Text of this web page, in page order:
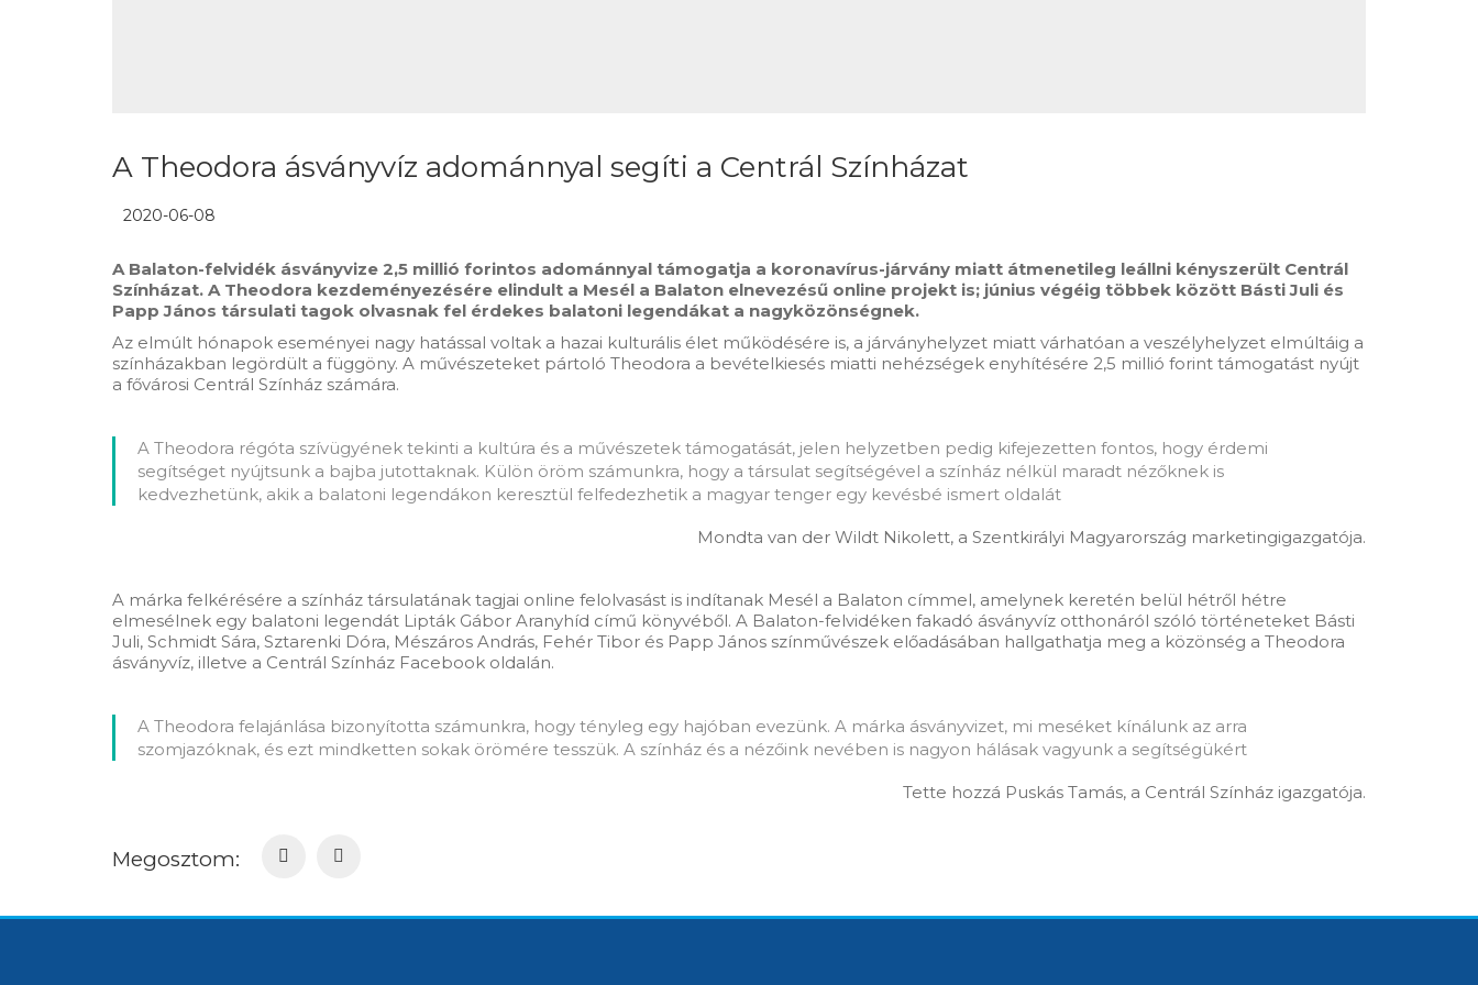
A Theodora ásványvíz adománnyal segíti a Centrál Színházat
2020-06-08
A Balaton-felvidék ásványvize 2,5 millió forintos adománnyal támogatja a koronavírus-járvány miatt átmenetileg leállni kényszerült Centrál
Színházat. A Theodora kezdeményezésére elindult a Mesél a Balaton elnevezésű online projekt is; június végéig többek között Básti Juli és
Papp János társulati tagok olvasnak fel érdekes balatoni legendákat a nagyközönségnek.
Az elmúlt hónapok eseményei nagy hatással voltak a hazai kulturális élet működésére is, a járványhelyzet miatt várhatóan a veszélyhelyzet elmúltáig a
színházakban legördült a függöny. A művészeteket pártoló Theodora a bevételkiesés miatti nehézségek enyhítésére 2,5 millió forint támogatást nyújt
a fővárosi Centrál Színház számára.
A Theodora régóta szívügyének tekinti a kultúra és a művészetek támogatását, jelen helyzetben pedig kifejezetten fontos, hogy érdemi
segítséget nyújtsunk a bajba jutottaknak. Külön öröm számunkra, hogy a társulat segítségével a színház nélkül maradt nézőknek is
kedvezhetünk, akik a balatoni legendákon keresztül felfedezhetik a magyar tenger egy kevésbé ismert oldalát
Mondta van der Wildt Nikolett, a Szentkirályi Magyarország marketingigazgatója.
A márka felkérésére a színház társulatának tagjai online felolvasást is indítanak Mesél a Balaton címmel, amelynek keretén belül hétről hétre
elmesélnek egy balatoni legendát Lipták Gábor Aranyhíd című könyvéből. A Balaton-felvidéken fakadó ásványvíz otthonáról szóló történeteket Básti
Juli, Schmidt Sára, Sztarenki Dóra, Mészáros András, Fehér Tibor és Papp János színművészek előadásában hallgathatja meg a közönség a Theodora
ásványvíz, illetve a Centrál Színház Facebook oldalán.
A Theodora felajánlása bizonyította számunkra, hogy tényleg egy hajóban evezünk. A márka ásványvizet, mi meséket kínálunk az arra
szomjazóknak, és ezt mindketten sokak örömére tesszük. A színház és a nézőink nevében is nagyon hálásak vagyunk a segítségükért
Tette hozzá Puskás Tamás, a Centrál Színház igazgatója.
Megosztom: